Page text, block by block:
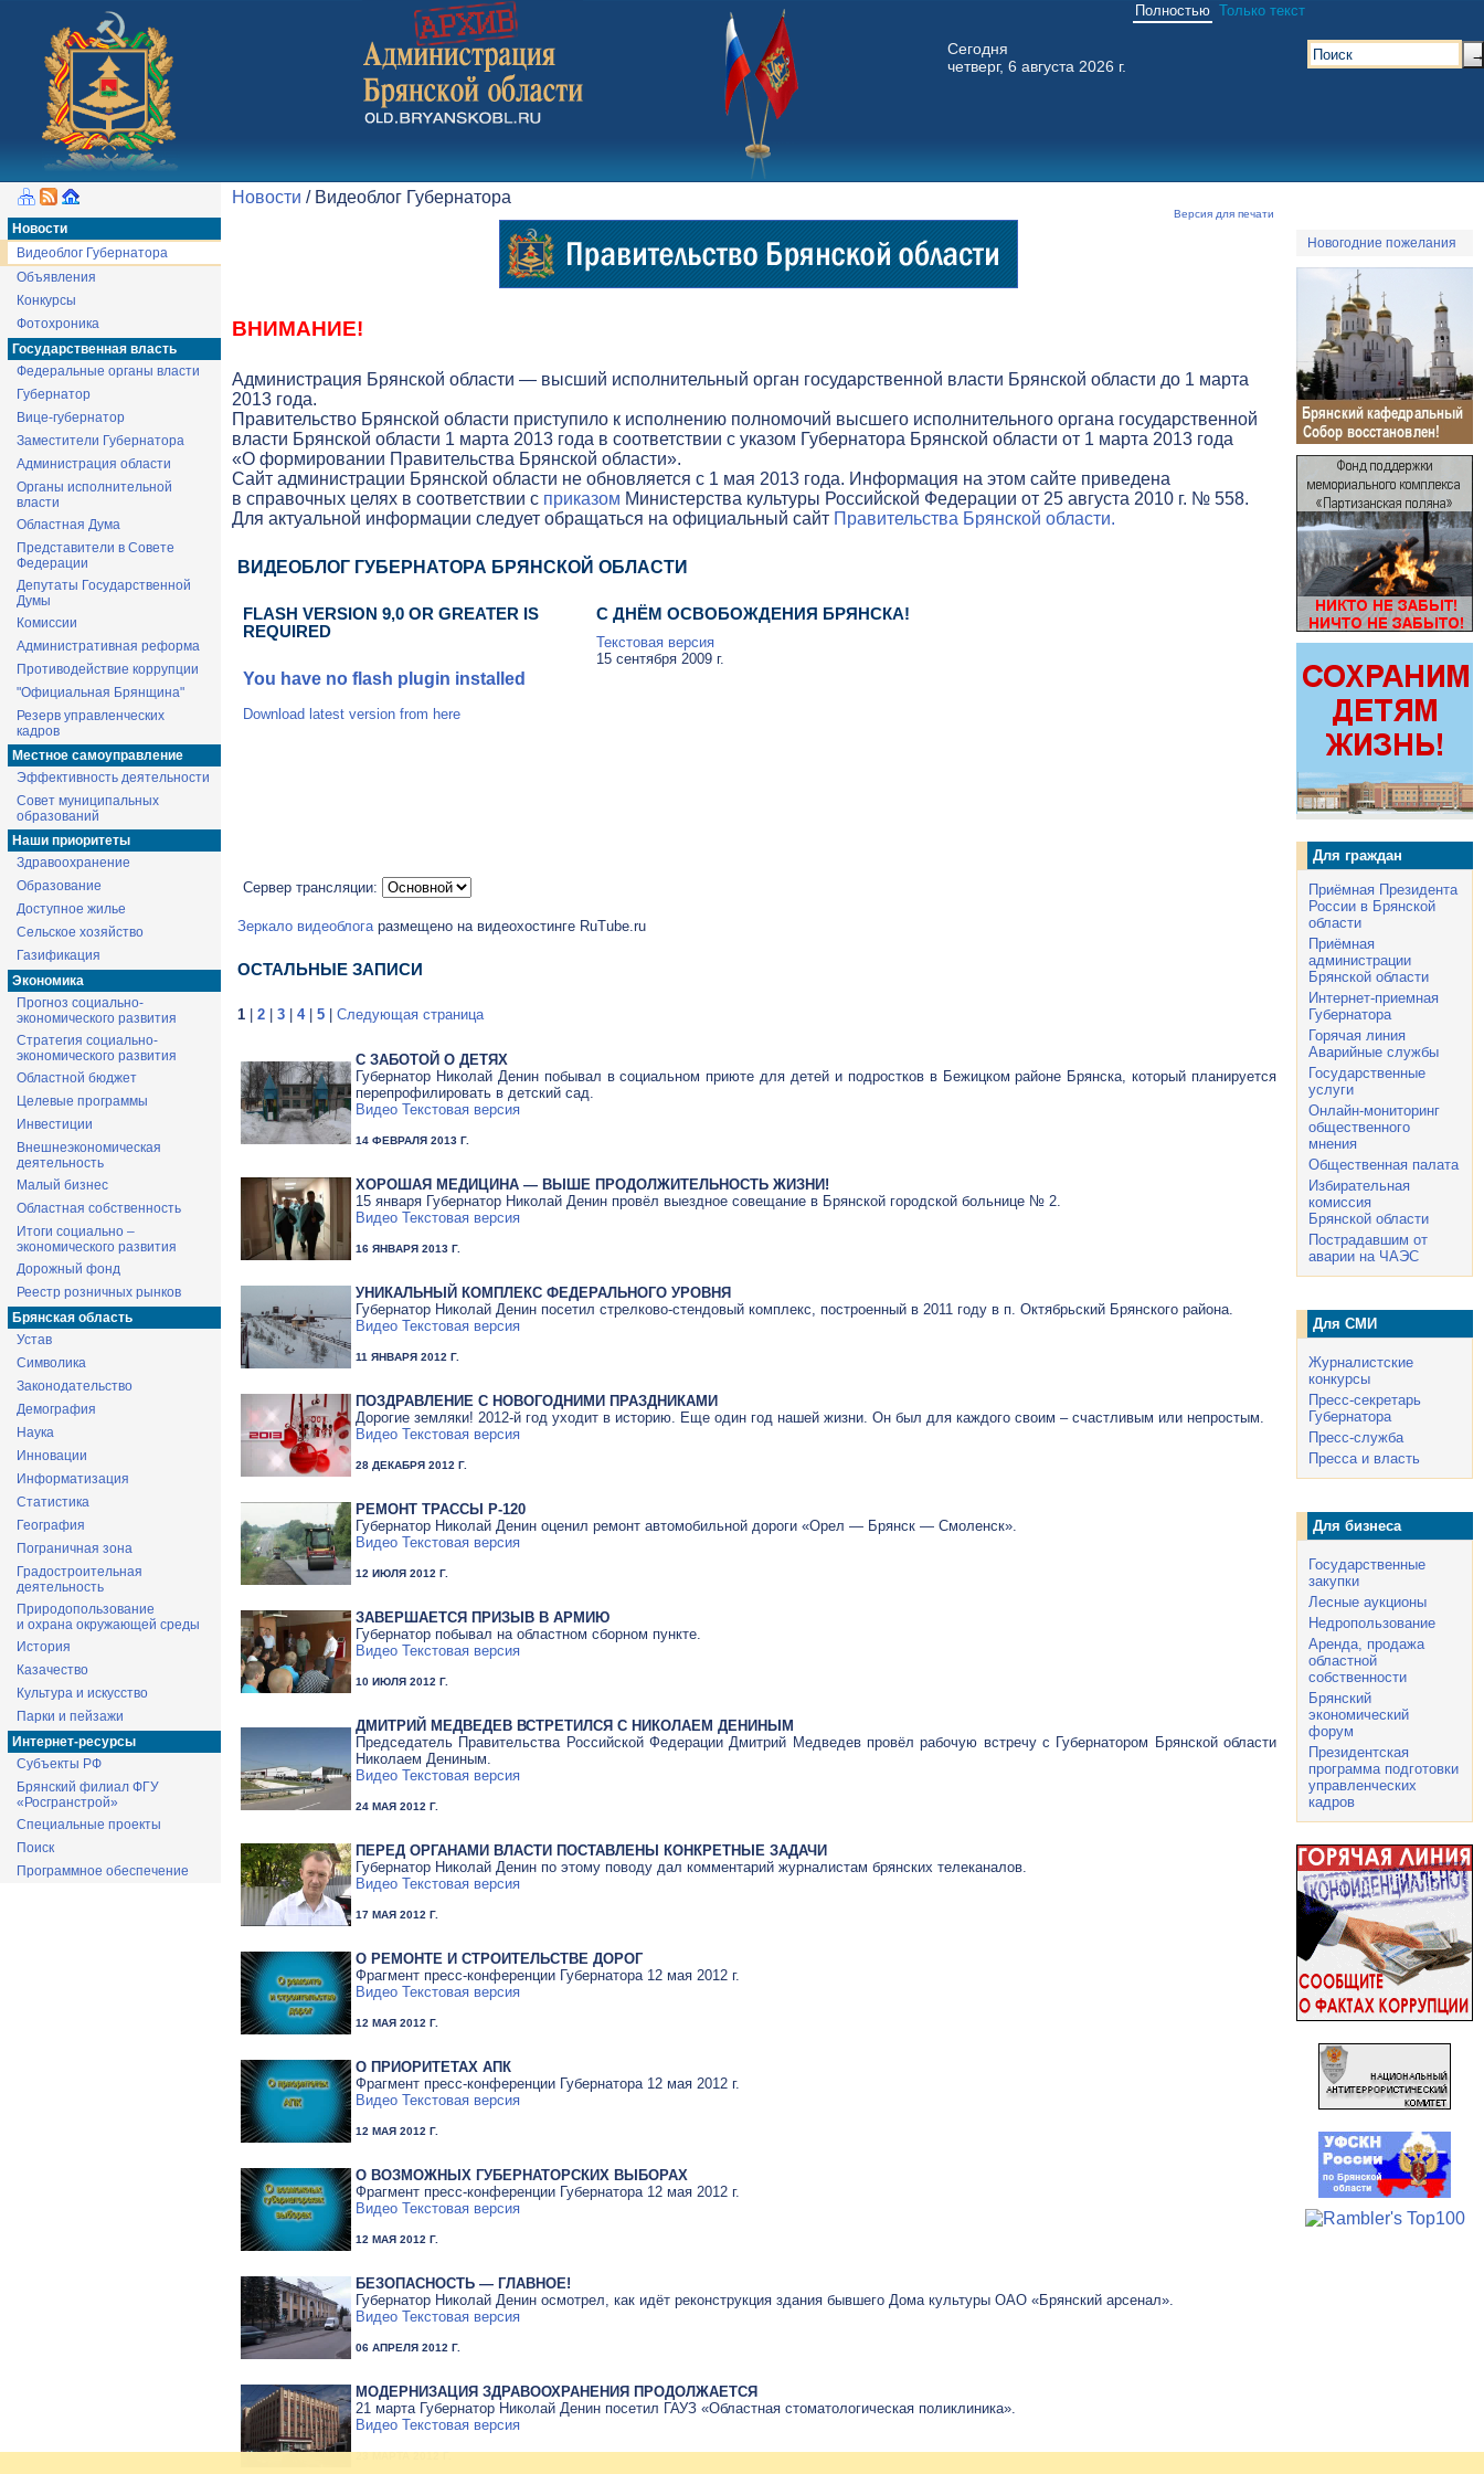
Полностью Только текст
Сегодня
четверг, 6 августа 2026 г.
→
Новости
Видеоблог Губернатора
Объявления
Конкурсы
Фотохроника
Государственная власть
Федеральные органы власти
Губернатор
Вице-губернатор
Заместители Губернатора
Администрация области
Органы исполнительной
власти
Областная Дума
Представители в Совете
Федерации
Депутаты Государственной
Думы
Комиссии
Административная реформа
Противодействие коррупции
"Официальная Брянщина"
Резерв управленческих
кадров
Местное самоуправление
Эффективность деятельности
Совет муниципальных
образований
Наши приоритеты
Здравоохранение
Образование
Доступное жилье
Сельское хозяйство
Газификация
Экономика
Прогноз социально-
экономического развития
Стратегия социально-
экономического развития
Областной бюджет
Целевые программы
Инвестиции
Внешнеэкономическая
деятельность
Малый бизнес
Областная собственность
Итоги социально –
экономического развития
Дорожный фонд
Реестр розничных рынков
Брянская область
Устав
Символика
Законодательство
Демография
Наука
Инновации
Информатизация
Статистика
География
Пограничная зона
Градостроительная
деятельность
Природопользование
и охрана окружающей среды
История
Казачество
Культура и искусство
Парки и пейзажи
Интернет-ресурсы
Субъекты РФ
Брянский филиал ФГУ
«Росгранстрой»
Специальные проекты
Поиск
Программное обеспечение
Новости / Видеоблог Губернатора
Версия для печати
ВНИМАНИЕ!
Администрация Брянской области — высший исполнительный орган государственной власти Брянской области до 1 марта
2013 года.
Правительство Брянской области приступило к исполнению полномочий высшего исполнительного органа государственной
власти Брянской области 1 марта 2013 года в соответствии с указом Губернатора Брянской области от 1 марта 2013 года
«О формировании Правительства Брянской области».
Cайт администрации Брянской области не обновляется с 1 мая 2013 года. Информация на этом сайте приведена
в справочных целях в соответствии с приказом Министерства культуры Российской Федерации от 25 августа 2010 г. № 558.
Для актуальной информации следует обращаться на официальный сайт Правительства Брянской области.
ВИДЕОБЛОГ ГУБЕРНАТОРА БРЯНСКОЙ ОБЛАСТИ
FLASH VERSION 9,0 OR GREATER IS
REQUIRED
You have no flash plugin installed
Download latest version from here
Сервер трансляции:
C ДНЁМ ОСВОБОЖДЕНИЯ БРЯНСКА!
Текстовая версия
15 сентября 2009 г.
Зеркало видеоблогаразмещено на видеохостинге RuTube.ru
ОСТАЛЬНЫЕ ЗАПИСИ
1 | 2 | 3 | 4| 5 | Следующая страница
С ЗАБОТОЙ О ДЕТЯХ
Губернатор Николай Денин побывал в социальном приюте для детей и подростков в Бежицком районе Брянска, который планируется
перепрофилировать в детский сад.
Видео Текстовая версия
14 ФЕВРАЛЯ 2013 Г.
ХОРОШАЯ МЕДИЦИНА — ВЫШЕ ПРОДОЛЖИТЕЛЬНОСТЬ ЖИЗНИ!
15 января Губернатор Николай Денин провёл выездное совещание в Брянской городской больнице № 2.
Видео Текстовая версия
16 ЯНВАРЯ 2013 Г.
УНИКАЛЬНЫЙ КОМПЛЕКС ФЕДЕРАЛЬНОГО УРОВНЯ
Губернатор Николай Денин посетил стрелково-стендовый комплекс, построенный в 2011 году в п. Октябрьский Брянского района.
Видео Текстовая версия
11 ЯНВАРЯ 2012 Г.
ПОЗДРАВЛЕНИЕ С НОВОГОДНИМИ ПРАЗДНИКАМИ
Дорогие земляки! 2012-й год уходит в историю. Еще один год нашей жизни. Он был для каждого своим – счастливым или непростым.
Видео Текстовая версия
28 ДЕКАБРЯ 2012 Г.
РЕМОНТ ТРАССЫ Р-120
Губернатор Николай Денин оценил ремонт автомобильной дороги «Орел — Брянск — Смоленск».
Видео Текстовая версия
12 ИЮЛЯ 2012 Г.
ЗАВЕРШАЕТСЯ ПРИЗЫВ В АРМИЮ
Губернатор побывал на областном сборном пункте.
Видео Текстовая версия
10 ИЮЛЯ 2012 Г.
ДМИТРИЙ МЕДВЕДЕВ ВСТРЕТИЛСЯ С НИКОЛАЕМ ДЕНИНЫМ
Председатель Правительства Российской Федерации Дмитрий Медведев провёл рабочую встречу с Губернатором Брянской области
Николаем Дениным.
Видео Текстовая версия
24 МАЯ 2012 Г.
ПЕРЕД ОРГАНАМИ ВЛАСТИ ПОСТАВЛЕНЫ КОНКРЕТНЫЕ ЗАДАЧИ
Губернатор Николай Денин по этому поводу дал комментарий журналистам брянских телеканалов.
Видео Текстовая версия
17 МАЯ 2012 Г.
О РЕМОНТЕ И СТРОИТЕЛЬСТВЕ ДОРОГ
Фрагмент пресс-конференции Губернатора 12 мая 2012 г.
Видео Текстовая версия
12 МАЯ 2012 Г.
О ПРИОРИТЕТАХ АПК
Фрагмент пресс-конференции Губернатора 12 мая 2012 г.
Видео Текстовая версия
12 МАЯ 2012 Г.
О ВОЗМОЖНЫХ ГУБЕРНАТОРСКИХ ВЫБОРАХ
Фрагмент пресс-конференции Губернатора 12 мая 2012 г.
Видео Текстовая версия
12 МАЯ 2012 Г.
БЕЗОПАСНОСТЬ — ГЛАВНОЕ!
Губернатор Николай Денин осмотрел, как идёт реконструкция здания бывшего Дома культуры ОАО «Брянский арсенал»
Видео Текстовая версия
06 АПРЕЛЯ 2012 Г.
МОДЕРНИЗАЦИЯ ЗДРАВООХРАНЕНИЯ ПРОДОЛЖАЕТСЯ
21 марта Губернатор Николай Денин посетил ГАУЗ «Областная стоматологическая поликлиника».
Видео Текстовая версия
23 МАРТА 2012 Г.
Новогодние пожелания
Для граждан
Приёмная Президента
России в Брянской
области
Приёмная
администрации
Брянской области
Интернет-приемная
Губернатора
Горячая линия
Аварийные службы
Государственные
услуги
Онлайн-мониторинг
общественного
мнения
Общественная палата
Избирательная
комиссия
Брянской области
Пострадавшим от
аварии на ЧАЭС
Для СМИ
Журналистские
конкурсы
Пресс-секретарь
Губернатора
Пресс-служба
Пресса и власть
Для бизнеса
Государственные
закупки
Лесные аукционы
Недропользование
Аренда, продажа
областной
собственности
Брянский
экономический
форум
Президентская
программа подготовки
управленческих
кадров